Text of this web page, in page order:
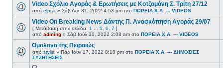
Video Σχόλιο Αγοράς & Ερωτήσεις με Κοτζαμάνη Σ. Τρίτη 27/12
από elpsa » Σάβ Δεκ 31, 2022 4:53 pm στο ΠΟΡΕΙΑ Χ.Α. --- VIDEOS
Video On Breaking News Δάντης Π. Ανασκόπηση Αγοράς 29/07
[ Μετάβαση στην σελίδα: 1 5 6 7 ]
από adming » Σάβ Ιούλ 30, 2022 2:08 am στο ΠΟΡΕΙΑ Χ.Α. --- VIDEOS
Oμολογα της Πειραιώς
από stylia » Παρ Ιουν 17, 2022 8:10 pm στο ΠΟΡΕΙΑ Χ.Α. --- ΔΗΜΟΣΙΕΣ
ΣΥΖΗΤΗΣΕΙΣ